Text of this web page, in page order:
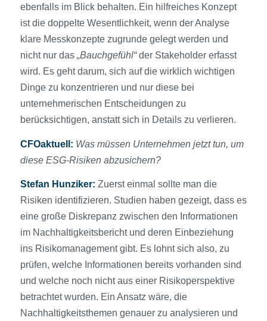
ebenfalls im Blick behalten. Ein hilfreiches Konzept
ist die doppelte Wesentlichkeit, wenn der Analyse
klare Messkonzepte zugrunde gelegt werden und
nicht nur das „Bauchgefühl“der Stakeholder erfasst
wird. Es geht darum, sich auf die wirklich wichtigen
Dinge zu konzentrieren und nur diese bei
unternehmerischen Entscheidungen zu
berücksichtigen, anstatt sich in Details zu verlieren.
CFOaktuell: Was müssen Unternehmen jetzt tun, um
diese ESG-Risiken abzusichern?
Stefan Hunziker: Zuerst einmal sollte man die
Risiken identifizieren. Studien haben gezeigt, dass es
eine große Diskrepanz zwischen den Informationen
im Nachhaltigkeitsbericht und deren Einbeziehung
ins Risikomanagement gibt. Es lohnt sich also, zu
prüfen, welche Informationen bereits vorhanden sind
und welche noch nicht aus einer Risikoperspektive
betrachtet wurden. Ein Ansatz wäre, die
Nachhaltigkeitsthemen genauer zu analysieren und